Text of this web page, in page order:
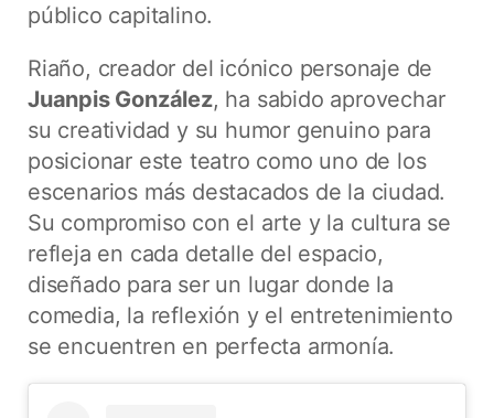
público capitalino.
Riaño, creador del icónico personaje de
Juanpis González, ha sabido aprovechar
su creatividad y su humor genuino para
posicionar este teatro como uno de los
escenarios más destacados de la ciudad.
Su compromiso con el arte y la cultura se
refleja en cada detalle del espacio,
diseñado para ser un lugar donde la
comedia, la reflexión y el entretenimiento
se encuentren en perfecta armonía.